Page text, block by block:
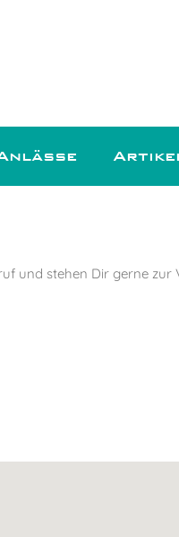
und stehen Dir gerne zur